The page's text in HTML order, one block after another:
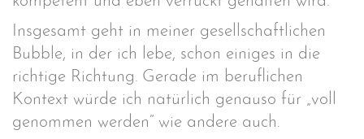
Insgesamt geht in meiner gesellschaftlichen
Bubble, in der ich lebe, schon einiges in die
richtige Richtung. Gerade im beruflichen
Kontext würde ich natürlich genauso für „voll
genommen werden“ wie andere auch.